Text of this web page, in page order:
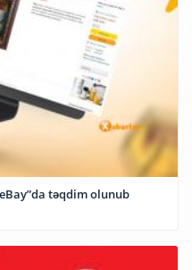
“ABAD” məhsulları “Amazon” və “eBay”da təqdim olunub